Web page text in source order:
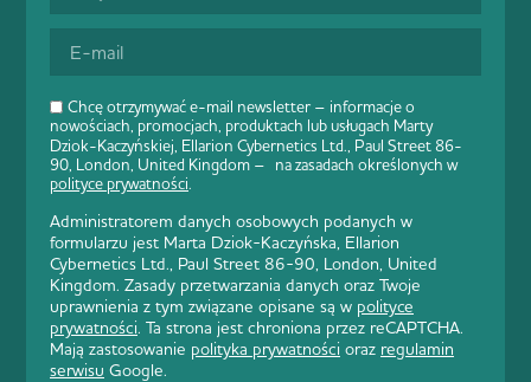
Chcę otrzymywać e-mail newsletter – informacje o
nowościach, promocjach, produktach lub usługach Marty
Dziok-Kaczyńskiej, Ellarion Cybernetics Ltd., Paul Street 86-
90, London, United Kingdom – na zasadach określonych w
polityce prywatności.
Administratorem danych osobowych podanych w
formularzu jest Marta Dziok-Kaczyńska, Ellarion
Cybernetics Ltd., Paul Street 86-90, London, United
Kingdom. Zasady przetwarzania danych oraz Twoje
uprawnienia z tym związane opisane są w polityce
prywatności. Ta strona jest chroniona przez reCAPTCHA.
Mają zastosowanie polityka prywatności oraz regulamin
serwisu Google.